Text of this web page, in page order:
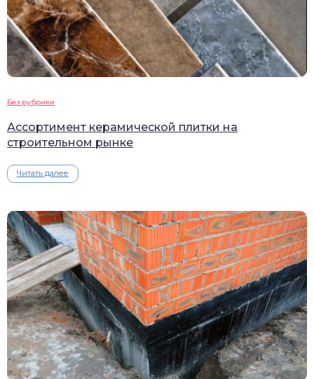
Без рубрики
Ассортимент керамической плитки на
строительном рынке
Читать далее